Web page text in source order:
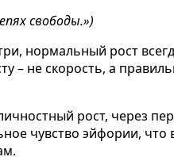
свободы.»)
нормальный рост
– не скорость, а
рост, через
чувство эйфории, что